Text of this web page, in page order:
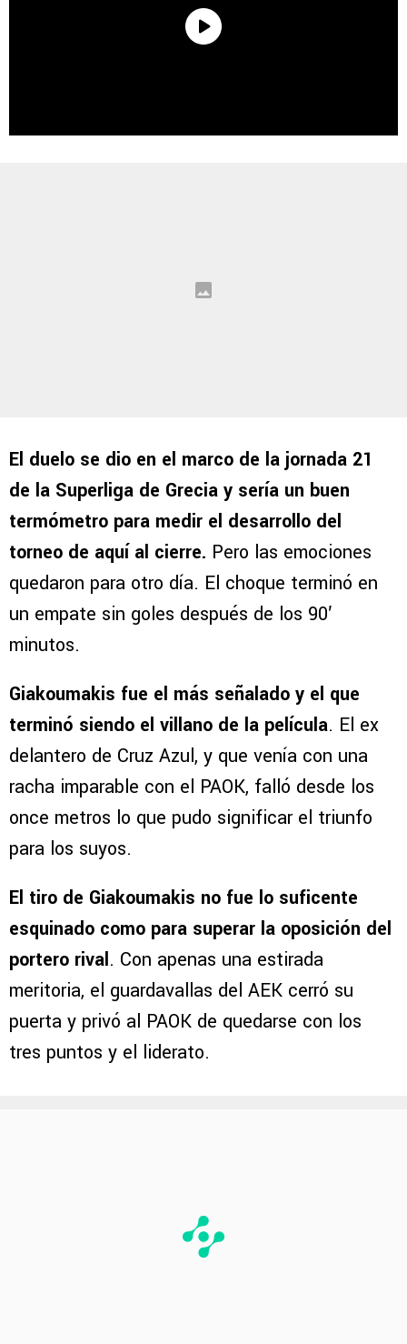
El duelo se dio en el marco de la jornada 21
de la Superliga de Grecia y sería un buen
termómetro para medir el desarrollo del
torneo de aquí al cierre. Pero las emociones
quedaron para otro día. El choque terminó en
un empate sin goles después de los 90′
minutos.
Giakoumakis fue el más señalado y el que
terminó siendo el villano de la película. El ex
delantero de Cruz Azul, y que venía con una
racha imparable con el PAOK, falló desde los
once metros lo que pudo significar el triunfo
para los suyos.
El tiro de Giakoumakis no fue lo suficente
esquinado como para superar la oposición del
portero rival. Con apenas una estirada
meritoria, el guardavallas del AEK cerró su
puerta y privó al PAOK de quedarse con los
tres puntos y el liderato.